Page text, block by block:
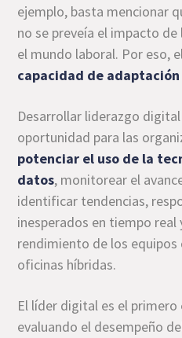
ejemplo, basta mencionar
no se preveía el impacto
el mundo laboral. Por eso,
capacidad de
Desarrollar liderazgo
oportunidad para las
potenciar el uso de la
datos, monitorear el
identificar tendencias,
inesperados en tiempo
rendimiento de los equipos
oficinas híbridas.
El líder digital es el primero
evaluando el desempeño